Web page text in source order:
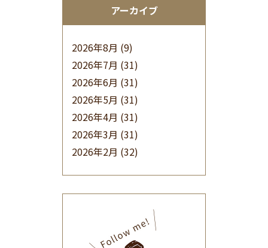
アーカイブ
2026年8月 (9)
2026年7月 (31)
2026年6月 (31)
2026年5月 (31)
2026年4月 (31)
2026年3月 (31)
2026年2月 (32)
(32)
2025年9月(30)